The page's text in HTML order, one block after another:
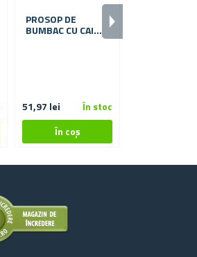
PROSOP DE
BUMBAC CU CAI
SĂLBATICI 70X140
51,97 lei În stoc